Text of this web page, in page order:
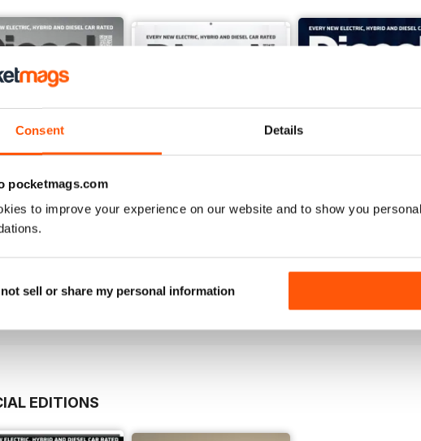
Consent Details
pocketmags.com
to improve your experience on our website and to show you
sell or share my personal information
June 2026 May 2026
EDITIONS